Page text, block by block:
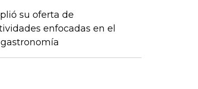
su oferta de
enfocadas en el